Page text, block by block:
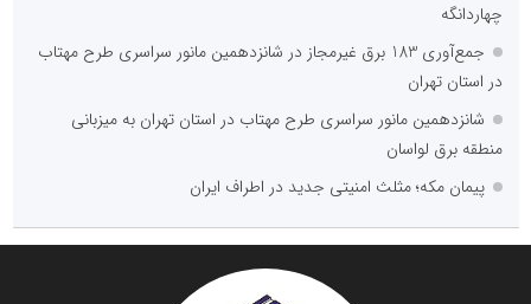
چهاردانگه
جمع‌آوری 183 برق غیرمجاز در شانزدهمین مانور سراسری طرح مهتاب
در استان تهران
شانزدهمین مانور سراسری طرح مهتاب در استان تهران به میزبانی
منطقه برق لواسان
پیمان مکه؛ مثلث امنیتی جدید در اطراف ایران